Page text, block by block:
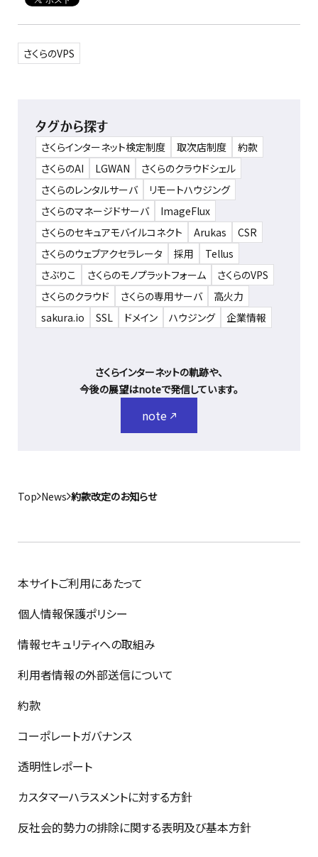
さくらのVPS
タグから探す
さくらインターネット検定制度 取次店制度
約款
さくらのAI
LGWAN
さくらのクラウドシェル
さくらのレンタルサーバ
リモートハウジング
さくらのマネージドサーバ
ImageFlux
さくらのセキュアモバイルコネクト
Arukas
CSR
さくらのウェブアクセラレータ
採用
Tellus
さぶりこ
さくらのモノプラットフォーム
さくらのVPS
さくらのクラウド
さくらの専用サーバ
高火力
sakura.io
SSL ドメイン ハウジング 企業情報
さくらインターネットの軌跡や、
今後の展望はnoteで発信しています。
note
Top News 約款改定のお知らせ
本サイトご利用にあたって
個人情報保護ポリシー
情報セキュリティへの取組み
利用者情報の外部送信について
約款
コーポレートガバナンス
透明性レポート
カスタマーハラスメントに対する方針
反社会的勢力の排除に関する表明及び基本方針